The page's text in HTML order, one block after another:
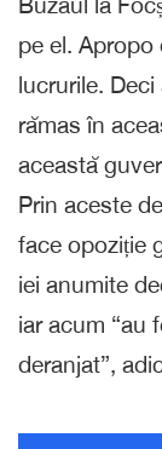
pe el. Apropo
lucrurile. Deci
rămas în
această
Prin aceste
face opoziție
iei anumite
iar acum “au
deranjat”,